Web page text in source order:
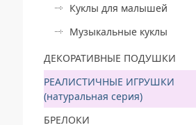
Куклы для малышей
Музыкальные куклы
ДЕКОРАТИВНЫЕ ПОДУШКИ
РЕАЛИСТИЧНЫЕ ИГРУШКИ
(натуральная серия)
БРЕЛОКИ